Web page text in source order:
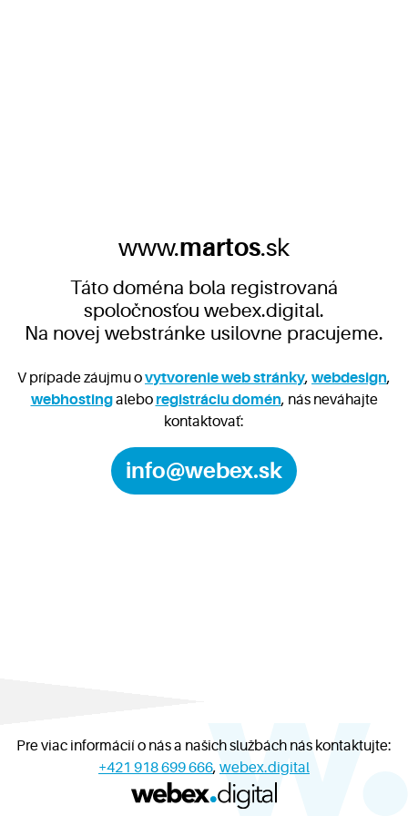
www.martos.sk
Táto doména bola registrovaná
spoločnosťou webex.digital.
Na novej webstránke usilovne pracujeme.
V prípade záujmu ovytvorenie web stránky, webdesign,
webhostingalebo registráciu domén, nás neváhajte
kontaktovať:
info@webex.sk
Pre viac informácií o nás a našich službách nás kontaktujte:
+421 918 699 666, webex.digital